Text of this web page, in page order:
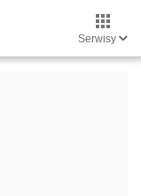
Serwisy